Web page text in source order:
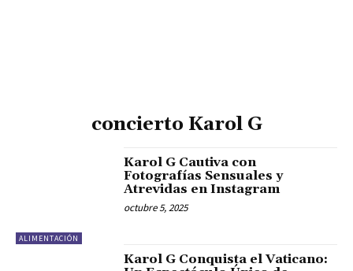
concierto Karol G
ALIMENTACIÓN
Karol G Cautiva con
Fotografías Sensuales y
Atrevidas en Instagram
octubre 5, 2025
Karol G Conquista el Vaticano: